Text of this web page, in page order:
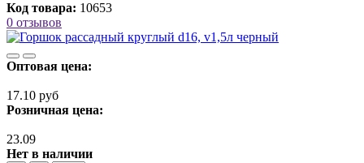
Код товара: 10653
0 отзывов
Оптовая цена:
17.10 руб
Розничная цена:
23.09
Нет в наличии